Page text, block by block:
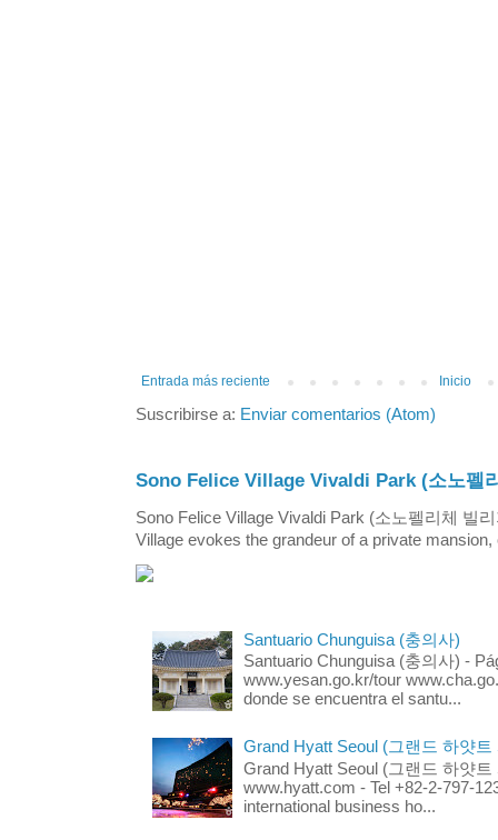
Entrada más reciente Inicio
Suscribirse a: Enviar comentarios (Atom)
Sono Felice Village Vivaldi Park (소노펠
Sono Felice Village Vivaldi Park (소노펠리체 빌
Village evokes the grandeur of a private
Santuario Chunguisa (충의사)
Santuario Chunguisa (충의사) -
www.yesan.go.kr/tour
donde se encuentra el santu...
Grand Hyatt Seoul (그랜드 하얏트
Grand Hyatt Seoul (그랜드 하얏트
www.hyatt.com - Tel +82-2-797-
international business ho...